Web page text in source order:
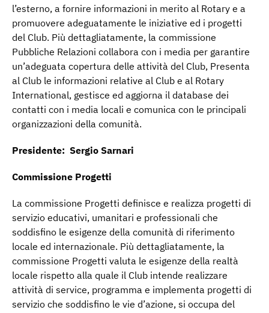
l’esterno, a fornire informazioni in merito al Rotary e a
promuovere adeguatamente le iniziative ed i progetti
del Club. Più dettagliatamente, la commissione
Pubbliche Relazioni collabora con i media per garantire
un’adeguata copertura delle attività del Club, Presenta
al Club le informazioni relative al Club e al Rotary
International, gestisce ed aggiorna il database dei
contatti con i media locali e comunica con le principali
organizzazioni della comunità.
Presidente: Sergio Sarnari
Commissione Progetti
La commissione Progetti definisce e realizza progetti di
servizio educativi, umanitari e professionali che
soddisfino le esigenze della comunità di riferimento
locale ed internazionale. Più dettagliatamente, la
commissione Progetti valuta le esigenze della realtà
locale rispetto alla quale il Club intende realizzare
attività di service, programma e implementa progetti di
servizio che soddisfino le vie d’azione, si occupa del